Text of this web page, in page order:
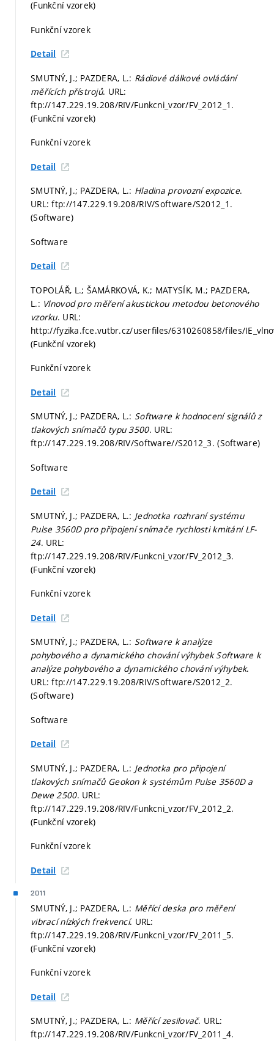
(Funkční vzorek)
Funkční vzorek
Detail
SMUTNÝ, J.; PAZDERA, L.: Rádiové dálkové ovládání
měřících přístrojů. URL:
ftp://147.229.19.208/RIV/Funkcni_vzor/FV_2012_1.
(Funkční vzorek)
Funkční vzorek
Detail
SMUTNÝ, J.; PAZDERA, L.: Hladina provozní expozice.
URL: ftp://147.229.19.208/RIV/Software/S2012_1.
(Software)
Software
Detail
TOPOLÁŘ, L.; ŠAMÁRKOVÁ, K.; MATYSÍK, M.; PAZDERA,
L.: Vlnovod pro měření akustickou metodou betonového
vzorku. URL:
http://fyzika.fce.vutbr.cz/userfiles/6310260858/files/
(Funkční vzorek)
Funkční vzorek
Detail
SMUTNÝ, J.; PAZDERA, L.: Software k hodnocení signálů z
tlakových snímačů typu 3500. URL:
ftp://147.229.19.208/RIV/Software//S2012_3. (Software)
Software
Detail
SMUTNÝ, J.; PAZDERA, L.: Jednotka rozhraní systému
Pulse 3560D pro připojení snímače rychlosti kmitání LF-
24. URL:
ftp://147.229.19.208/RIV/Funkcni_vzor/FV_2012_3.
(Funkční vzorek)
Funkční vzorek
Detail
SMUTNÝ, J.; PAZDERA, L.: Software k analýze
pohybového a dynamického chování výhybek Software k
analýze pohybového a dynamického chování výhybek.
URL: ftp://147.229.19.208/RIV/Software/S2012_2.
(Software)
Software
Detail
SMUTNÝ, J.; PAZDERA, L.: Jednotka pro připojení
tlakových snímačů Geokon k systémům Pulse 3560D a
Dewe 2500. URL:
ftp://147.229.19.208/RIV/Funkcni_vzor/FV_2012_2.
(Funkční vzorek)
Funkční vzorek
Detail
2011
SMUTNÝ, J.; PAZDERA, L.: Měřící deska pro měření
vibrací nízkých frekvencí. URL:
ftp://147.229.19.208/RIV/Funkcni_vzor/FV_2011_5.
(Funkční vzorek)
Funkční vzorek
Detail
SMUTNÝ, J.; PAZDERA, L.: Měřící zesilovač. URL:
ftp://147.229.19.208/RIV/Funkcni_vzor/FV_2011_4.